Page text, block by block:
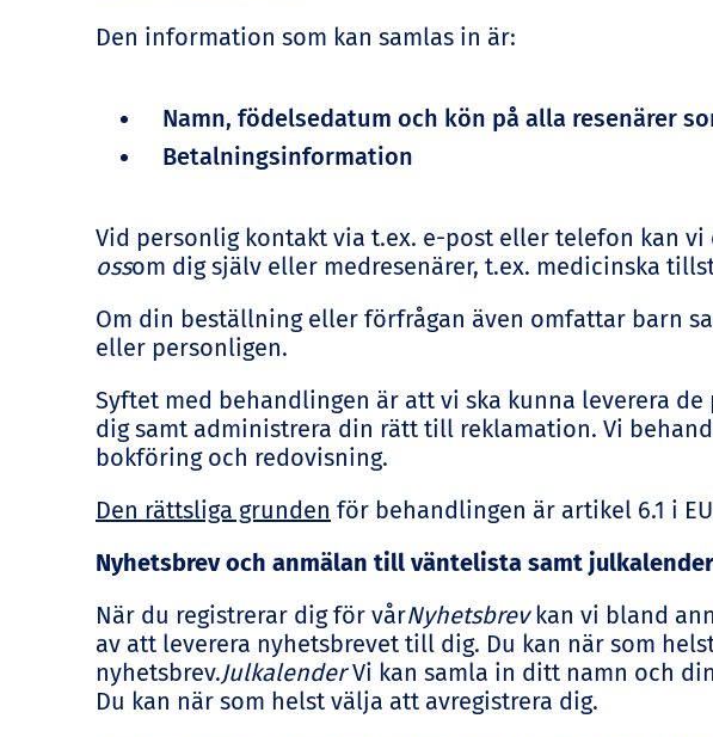
Den information som kan samlas in är:
Namn, födelsedatum och kön på alla resenärer
Betalningsinformation
Vid personlig kontakt via t.ex. e-post eller telefon kan
ossom dig själv eller medresenärer, t.ex. medicinska
Om din beställning eller förfrågan även omfattar barn
eller personligen.
Syftet med behandlingen är att vi ska kunna leverera
dig samt administrera din rätt till reklamation. Vi
bokföring och redovisning.
Den rättsliga grunden för behandlingen är artikel 6.1 i
Nyhetsbrev och anmälan till väntelista samt julkalender
När du registrerar dig för vårNyhetsbrevkan vi bland
av att leverera nyhetsbrevet till dig. Du kan när som
nyhetsbrev.JulkalenderVi kan samla in ditt namn och
Du kan när som helst välja att avregistrera dig.